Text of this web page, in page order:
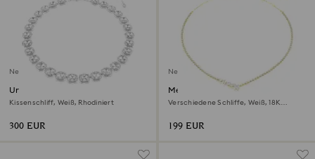
Neu
Una Angelic Halskette
Kissenschliff, Weiß, Rhodiniert
300 EUR
Neu
Mesmera Halskette
Verschiedene Schliffe, Weiß, 18K
199 EUR